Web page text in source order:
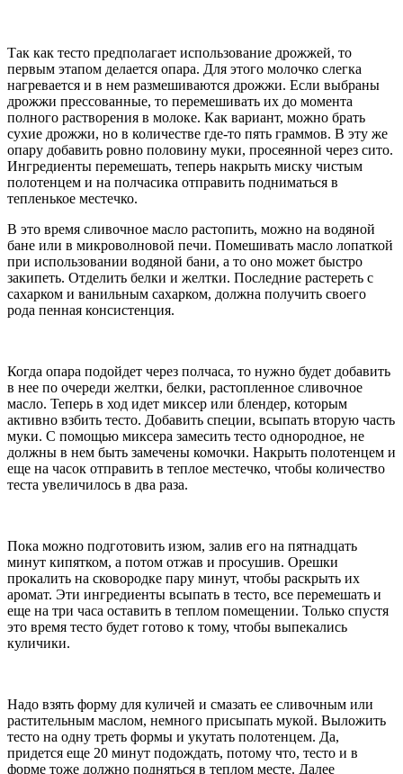
Так как тесто предполагает использование дрожжей, то
первым этапом делается опара. Для этого молочко слегка
нагревается и в нем размешиваются дрожжи. Если выбраны
дрожжи прессованные, то перемешивать их до момента
полного растворения в молоке. Как вариант, можно брать
сухие дрожжи, но в количестве где-то пять граммов. В эту же
опару добавить ровно половину муки, просеянной через сито.
Ингредиенты перемешать, теперь накрыть миску чистым
полотенцем и на полчасика отправить подниматься в
тепленькое местечко.
В это время сливочное масло растопить, можно на водяной
бане или в микроволновой печи. Помешивать масло лопаткой
при использовании водяной бани, а то оно может быстро
закипеть. Отделить белки и желтки. Последние растереть с
сахарком и ванильным сахарком, должна получить своего
рода пенная консистенция.
Когда опара подойдет через полчаса, то нужно будет добавить
в нее по очереди желтки, белки, растопленное сливочное
масло. Теперь в ход идет миксер или блендер, которым
активно взбить тесто. Добавить специи, всыпать вторую часть
муки. С помощью миксера замесить тесто однородное, не
должны в нем быть замечены комочки. Накрыть полотенцем и
еще на часок отправить в теплое местечко, чтобы количество
теста увеличилось в два раза.
Пока можно подготовить изюм, залив его на пятнадцать
минут кипятком, а потом отжав и просушив. Орешки
прокалить на сковородке пару минут, чтобы раскрыть их
аромат. Эти ингредиенты всыпать в тесто, все перемешать и
еще на три часа оставить в теплом помещении. Только спустя
это время тесто будет готово к тому, чтобы выпекались
куличики.
Надо взять форму для куличей и смазать ее сливочным или
растительным маслом, немного присыпать мукой. Выложить
тесто на одну треть формы и укутать полотенцем. Да,
придется еще 20 минут подождать, потому что, тесто и в
форме тоже должно подняться в теплом месте. Далее